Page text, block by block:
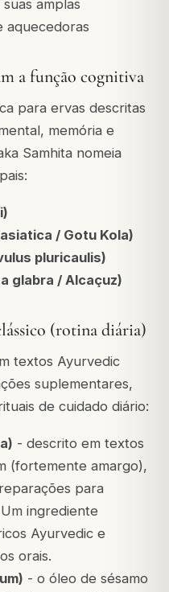
amplas
aquecedoras
a função cognitiva
para ervas descritas
memória e
Samhita nomeia
/ Gotu Kola)
pluricaulis)
glabra / Alcaçuz)
(rotina diária)
textos Ayurvedic
suplementares,
de cuidado diário:
- descrito em textos
(fortemente amargo),
para
ingrediente
Ayurvedic e
orais.
- o óleo de sésamo